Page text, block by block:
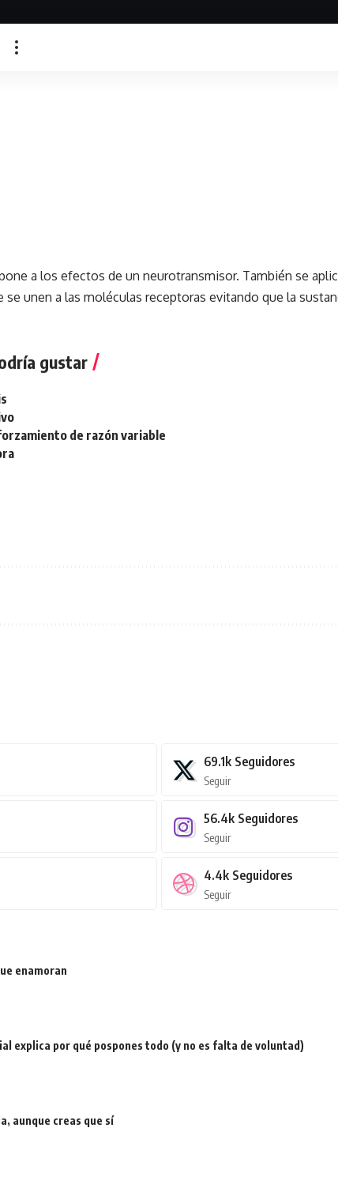
a los efectos de un neurotransmisor. También se
se unen a las moléculas receptoras evitando que la
gustar
de razón variable
69.1k Seguidores
Seguir
56.4k Seguidores
Seguir
4.4k Seguidores
Seguir
enamoran
explica por qué pospones todo (y no es falta de voluntad)
aunque creas que sí